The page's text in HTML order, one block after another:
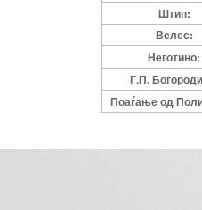
Штип:
Велес:
Неготино:
Г.П.
Поаѓање од